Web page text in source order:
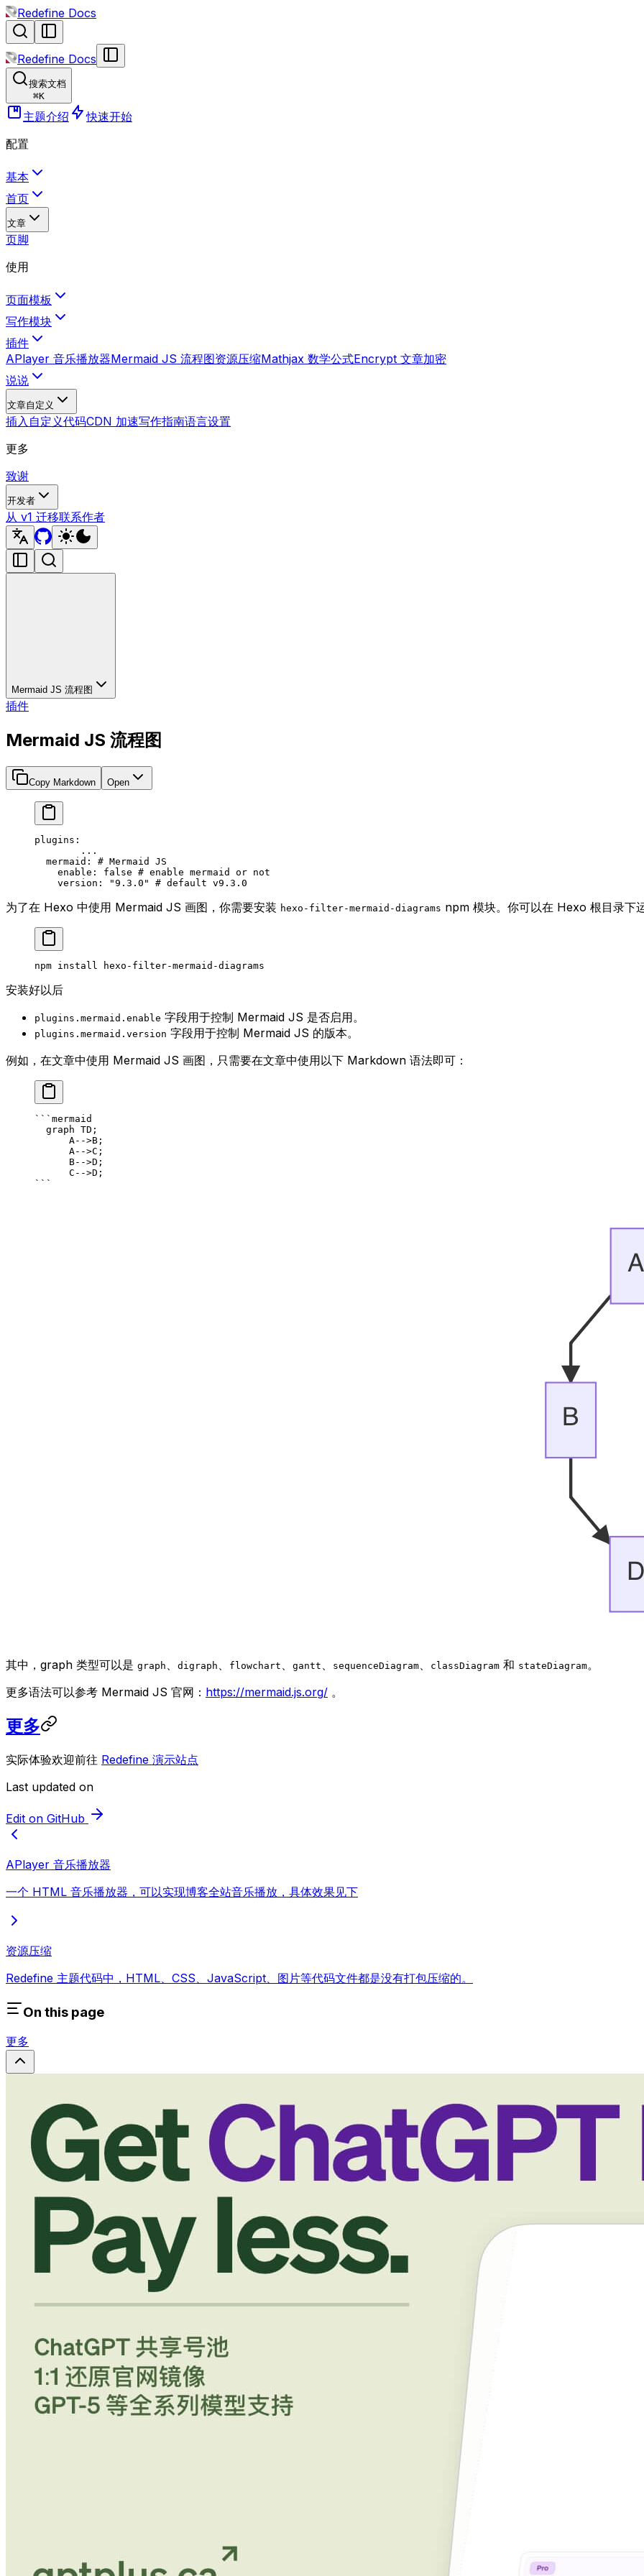
Redefine Docs
Redefine Docs
搜索文档
⌘K
主题介绍
快速开始
配置
基本
首页
文章
页脚
使用
页面模板
写作模块
插件
APlayer 音乐播放器Mermaid JS 流程图资源压缩Mathjax 数学公式Encrypt 文章加密
说说
文章自定义
插入自定义代码CDN 加速写作指南语言设置
更多
致谢
开发者
从 v1 迁移联系作者
Mermaid JS 流程图
插件
Mermaid JS 流程图
Copy Markdown Open
plugins :
	...
  mermaid
: # Mermaid JS
    enable
: false # enable mermaid or not
    version
: "9.3.0" # default v9.3.0
为了在 Hexo 中使用 Mermaid JS 画图，你需要安装 hexo-filter-mermaid-diagrams npm 模块。你可以在 Hexo 根目录下
npm install hexo-filter-mermaid-diagrams
安装好以后
plugins.mermaid.enable 字段用于控制 Mermaid JS 是否启用。
plugins.mermaid.version 字段用于控制 Mermaid JS 的版本。
例如，在文章中使用 Mermaid JS 画图，只需要在文章中使用以下 Markdown 语法即可：
```mermaid
  graph TD;
      A-->B;
      A-->C;
      B-->D;
      C-->D;
```
其中，graph 类型可以是 graph digraph flowchart gantt sequenceDiagram classDiagram 和 stateDiagram。
更多语法可以参考 Mermaid JS 官网： https://mermaid.js.org/ 。
更多
实际体验欢迎前往 Redefine 演示站点
Last updated on
Edit on GitHub
APlayer 音乐播放器
一个 HTML 音乐播放器，可以实现博客全站音乐播放，具体效果见下
资源压缩
Redefine 主题代码中，HTML、CSS、JavaScript、图片等代码文件都是没有打包压缩的。
On this page
更多